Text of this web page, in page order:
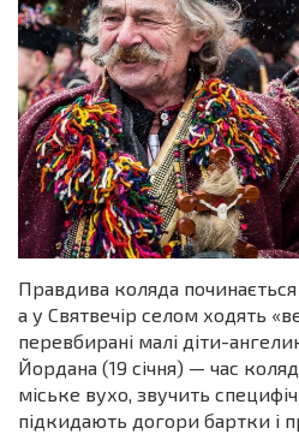
Правдива коляда починається
а у Святвечір селом ходять
перевбирані малі діти-
Йордана (19 січня) — час
міське вухо, звучить
підкидають догори бартки і